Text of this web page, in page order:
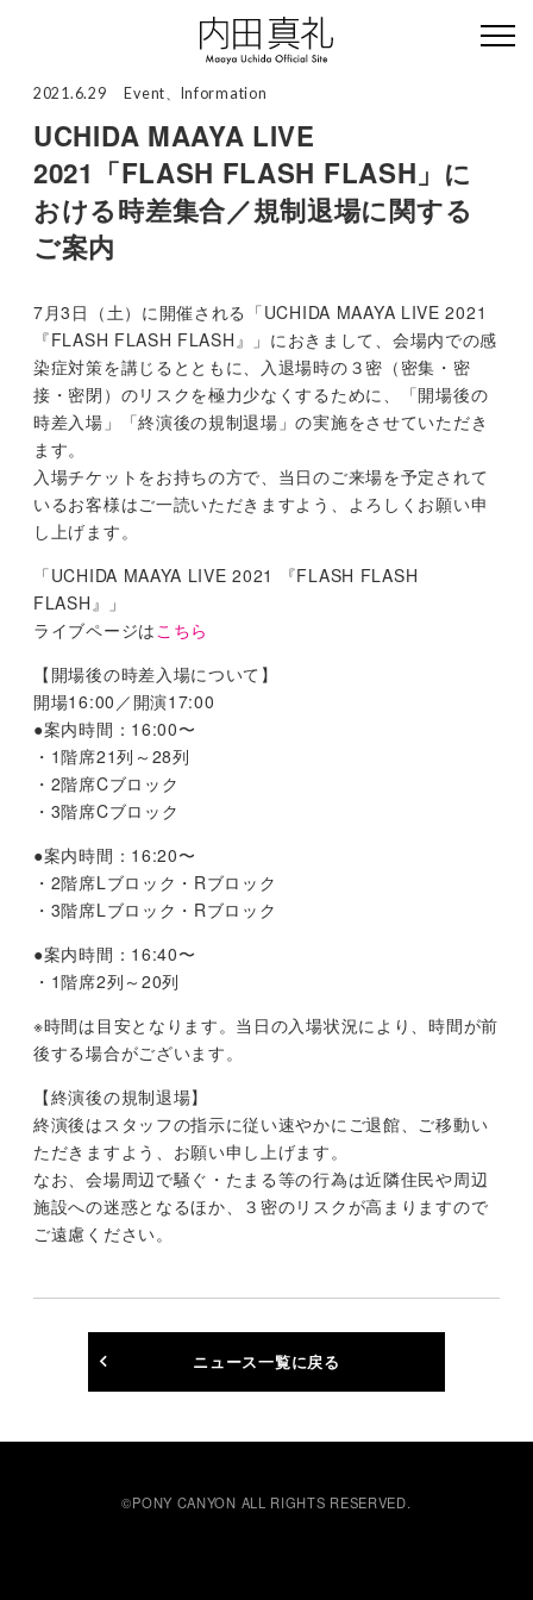
2021.6.29 Event Information
UCHIDA MAAYA LIVE
2021「FLASH FLASH FLASH」に
おける時差集合／規制退場に関する
ご案内
7月3日（土）に開催される「UCHIDA MAAYA LIVE 2021
『FLASH FLASH FLASH』」におきまして、会場内での感
染症対策を講じるとともに、入退場時の３密（密集・密
接・密閉）のリスクを極力少なくするために、「開場後の
時差入場」「終演後の規制退場」の実施をさせていただき
ます。
入場チケットをお持ちの方で、当日のご来場を予定されて
いるお客様はご一読いただきますよう、よろしくお願い申
し上げます。
「UCHIDA MAAYA LIVE 2021 『FLASH FLASH
FLASH』」
ライブページは こちら
【開場後の時差入場について】
開場16:00／開演17:00
●案内時間：16:00〜
・1階席21列～28列
・2階席Cブロック
・3階席Cブロック
●案内時間：16:20〜
・2階席Lブロック・Rブロック
・3階席Lブロック・Rブロック
●案内時間：16:40〜
・1階席2列～20列
※時間は目安となります。当日の入場状況により、時間が前
後する場合がございます。
【終演後の規制退場】
終演後はスタッフの指示に従い速やかにご退館、ご移動い
ただきますよう、お願い申し上げます。
なお、会場周辺で騒ぐ・たまる等の行為は近隣住民や周辺
施設への迷惑となるほか、３密のリスクが高まりますので
ご遠慮ください。
ニュース一覧に戻る
©PONY CANYON ALL RIGHTS RESERVED.